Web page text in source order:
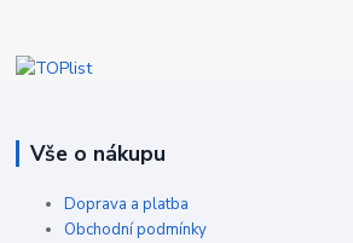
Vše o nákupu
Doprava a platba
Obchodní podmínky